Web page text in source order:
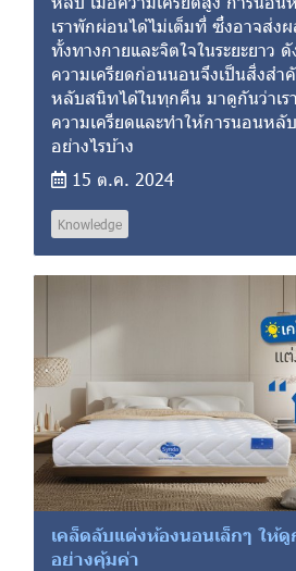
เราพักผ่อนได้ไม่เต็มที่ ซึ่งอาจส่ง
ทั้งทางกายและจิตใจในระยะยาว
ความเครียดก่อนนอนจึงเป็นสิ่งส
หลับสนิทได้ในทุกคืน มาดูกันว่าเร
ความเครียดและทำให้การนอนห
อย่างไรบ้าง
15 ต.ค. 2024
Knowledge
เคล็ดลับแต่งห้องนอนเล็กๆ ให้
อย่างคุ้มค่า